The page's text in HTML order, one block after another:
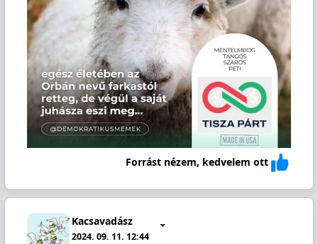
Forrást nézem, kedvelem ott
Kacsavadász
2024. 09. 11. 12:44